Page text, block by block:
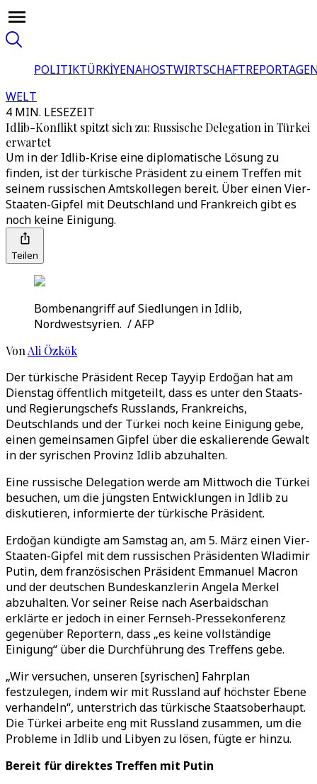
POLITIKTÜRKİYENAHOSTWIRTSCHAFT
WELT
4 MIN. LESEZEIT
Idlib-Konflikt spitzt sich zu: Russische Delegation in Türkei
erwartet
Um in der Idlib-Krise eine diplomatische Lösung zu
finden, ist der türkische Präsident zu einem Treffen mit
seinem russischen Amtskollegen bereit. Über einen Vier-
Staaten-Gipfel mit Deutschland und Frankreich gibt es
noch keine Einigung.
Teilen
Bombenangriff auf Siedlungen in Idlib,
Nordwestsyrien. / AFP
Von Ali Özkök
Der türkische Präsident Recep Tayyip Erdoğan hat am
Dienstag öffentlich mitgeteilt, dass es unter den Staats-
und Regierungschefs Russlands, Frankreichs,
Deutschlands und der Türkei noch keine Einigung gebe,
einen gemeinsamen Gipfel über die eskalierende Gewalt
in der syrischen Provinz Idlib abzuhalten.
Eine russische Delegation werde am Mittwoch die Türkei
besuchen, um die jüngsten Entwicklungen in Idlib zu
diskutieren, informierte der türkische Präsident.
Erdoğan kündigte am Samstag an, am 5. März einen Vier-
Staaten-Gipfel mit dem russischen Präsidenten Wladimir
Putin, dem französischen Präsident Emmanuel Macron
und der deutschen Bundeskanzlerin Angela Merkel
abzuhalten. Vor seiner Reise nach Aserbaidschan
erklärte er jedoch in einer Fernseh-Pressekonferenz
gegenüber Reportern, dass „es keine vollständige
Einigung“ über die Durchführung des Treffens gebe.
„Wir versuchen, unseren [syrischen] Fahrplan
festzulegen, indem wir mit Russland auf höchster Ebene
verhandeln“, unterstrich das türkische Staatsoberhaupt.
Die Türkei arbeite eng mit Russland zusammen, um die
Probleme in Idlib und Libyen zu lösen, fügte er hinzu.
Bereit für direktes Treffen mit Putin